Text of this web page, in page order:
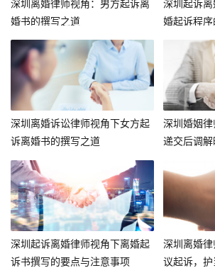
深圳离婚律师视角：男方起诉离
婚书的撰写之道
深圳起诉
婚起诉程
深圳离婚诉讼律师视角下女方起
诉离婚书的撰写之道
深圳婚姻
递交后调
深圳起诉离婚律师视角下离婚起
诉书撰写的要点与注意事项
深圳离婚
议起诉，